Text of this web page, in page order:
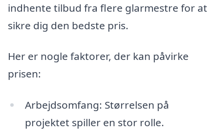
indhente tilbud fra flere glarmestre for at
sikre dig den bedste pris.
Her er nogle faktorer, der kan påvirke
prisen:
Arbejdsomfang: Størrelsen på
projektet spiller en stor rolle.